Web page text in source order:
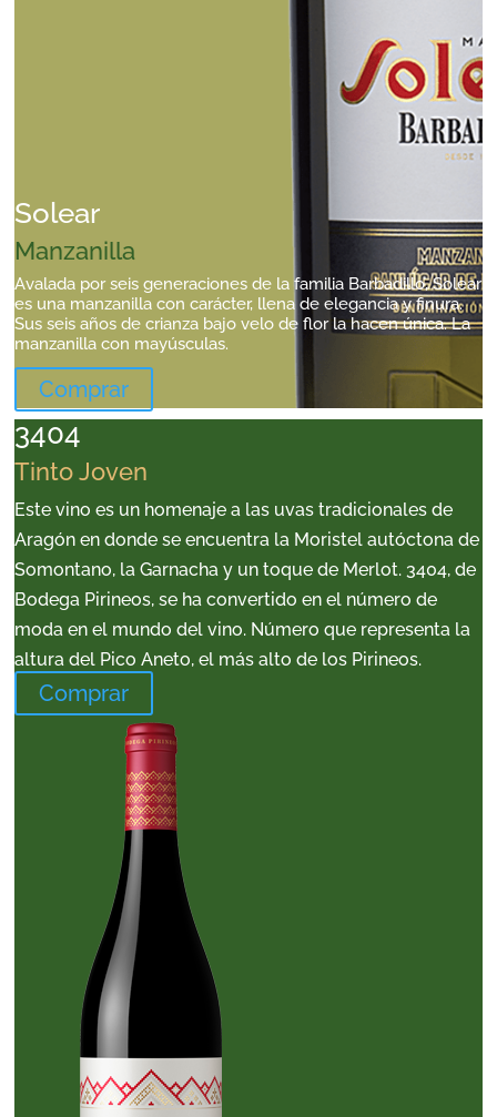
Solear
Manzanilla
Avalada por seis generaciones de la familia Barbadillo, Solear
es una manzanilla con carácter, llena de elegancia y finura.
Sus seis años de crianza bajo velo de flor la hacen única. La
manzanilla con mayúsculas.
Comprar
3404
Tinto Joven
Este vino es un homenaje a las uvas tradicionales de
Aragón en donde se encuentra la Moristel autóctona de
Somontano, la Garnacha y un toque de Merlot. 3404, de
Bodega Pirineos, se ha convertido en el número de
moda en el mundo del vino. Número que representa la
altura del Pico Aneto, el más alto de los Pirineos.
Comprar